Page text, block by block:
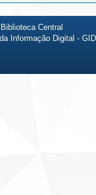
Central
Informação Digital - GID